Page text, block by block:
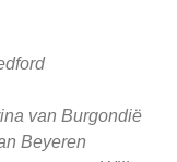
van Burgondië
Beyeren